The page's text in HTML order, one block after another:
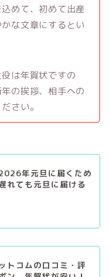
めて、初めて出産
な文章にするとい
は年賀状ですの
の挨拶、相手への
さい。
年元旦に届くため
れても元旦に届ける
トコムの口コミ・評